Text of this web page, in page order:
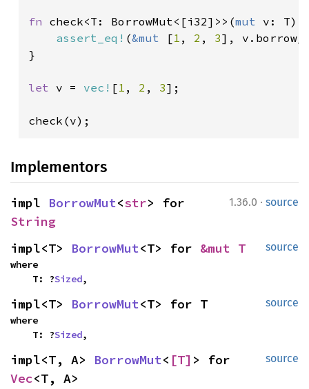
fn check<T: BorrowMut<[i32]>>(mut v: T)
assert_eq! (&mut [1 , 2 , 3],
}
let v = vec! [1 , 2 , 3];
check(v);
Implementors
1.36.0 · source
impl BorrowMut<str
String
source
impl<T> BorrowMut<T> for &mut T
where
    T: ?
Sized,
source
impl<T> BorrowMut<T> for T
where
    T: ?
Sized,
source
impl<T, A> BorrowMut< [T]
Vec<T, A>